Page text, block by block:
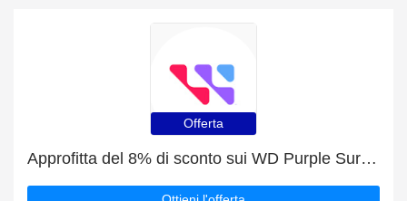
Offerta
Approfitta del 8% di sconto sui WD Purple Surveillance Hard Drive